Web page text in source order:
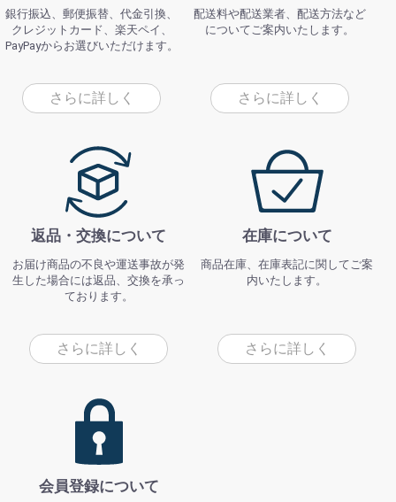
銀行振込、郵便振替、代金引換、
クレジットカード、楽天ペイ、
PayPayからお選びいただけます。
さらに詳しく
配送料や配送業者、配送方法など
についてご案内いたします。
さらに詳しく
返品・交換について
お届け商品の不良や運送事故が発
生した場合には返品、交換を承っ
ております。
さらに詳しく
在庫について
商品在庫、在庫表記に関してご案
内いたします。
さらに詳しく
会員登録について